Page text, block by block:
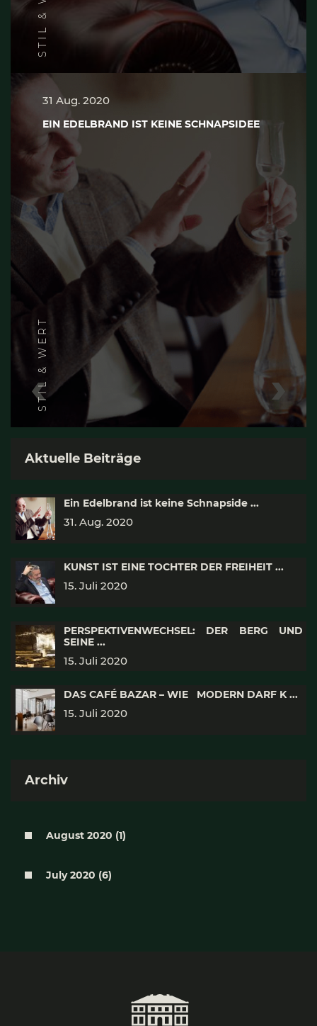
Aktuelle Beiträge
Ein Edel­brand ist kei­ne Schnaps­ide ...
31. Aug. 2020
KUNST IST EINE TOCHTER DER FREIHEIT ...
15. Juli 2020
PERSPEKTIVENWECHSEL: DER BERG UND
SEINE ...
15. Juli 2020
DAS CAFÉ BAZAR – WIE MODERN DARF K ...
15. Juli 2020
Archiv
August 2020 (1)
July 2020 (6)
31 Aug. 2020
EIN EDEL­BRAND IST KEI­NE SCHNAPS­IDEE
STIL & WERT